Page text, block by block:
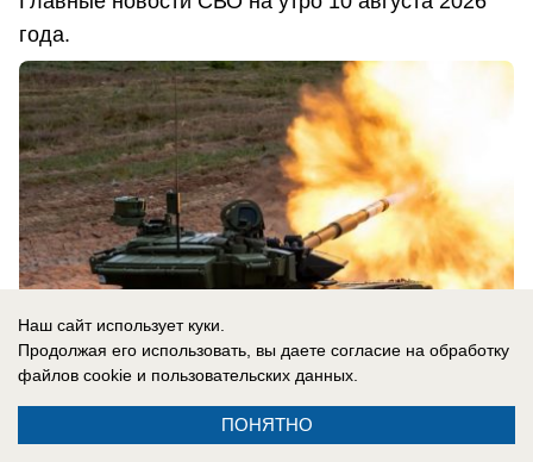
года.
10.08.2026 0
Наш сайт использует куки.
Продолжая его использовать, вы даете согласие на обработку
файлов cookie и пользовательских данных.
ПОНЯТНО